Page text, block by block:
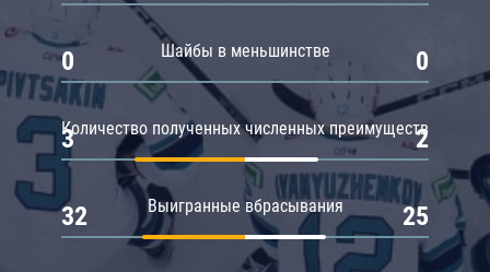
Шайбы в меньшинстве
0 0
Количество полученных численных преимуществ
3 2
Выигранные вбрасывания
32 25